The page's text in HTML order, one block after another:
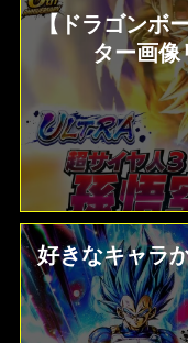
【ドラゴンボールレジェンズ】全キャラク
ター画像
好きなキャラから選ぶチーム編成【パーテ